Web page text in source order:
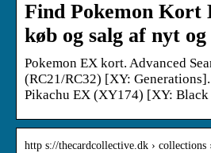
Find Pokemon Kort
køb og salg af nyt
Pokemon EX kort. Advanced
(RC21/RC32) [XY:
Pikachu EX (XY174) [XY: Black
http s://thecardcollective.dk › collections